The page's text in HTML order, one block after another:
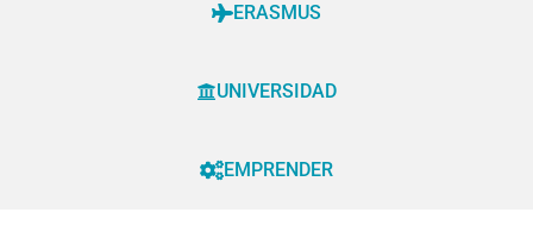
ERASMUS
UNIVERSIDAD
EMPRENDER